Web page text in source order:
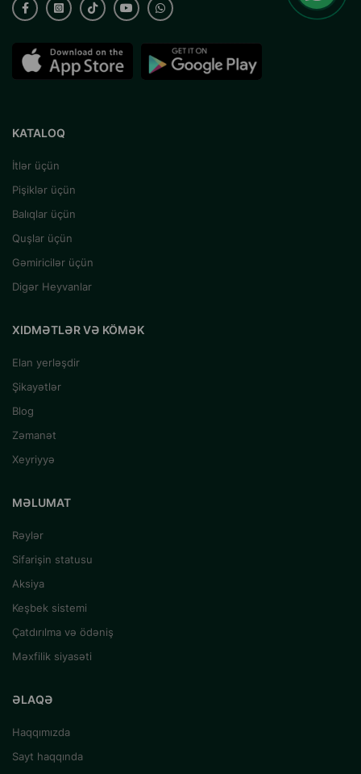
KATALOQ
İtlər üçün
Pişiklər üçün
Balıqlar üçün
Quşlar üçün
Gəmiricilər üçün
Digər Heyvanlar
XIDMƏTLƏR VƏ KÖMƏK
Elan yerləşdir
Şikayətlər
Blog
Zəmanət
Xeyriyyə
MƏLUMAT
Rəylər
Sifarişin statusu
Aksiya
Keşbek sistemi
Çatdırılma və ödəniş
Məxfilik siyasəti
ƏLAQƏ
Haqqımızda
Sayt haqqında